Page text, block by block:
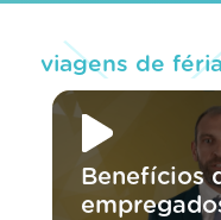
viagens de
Benefícios